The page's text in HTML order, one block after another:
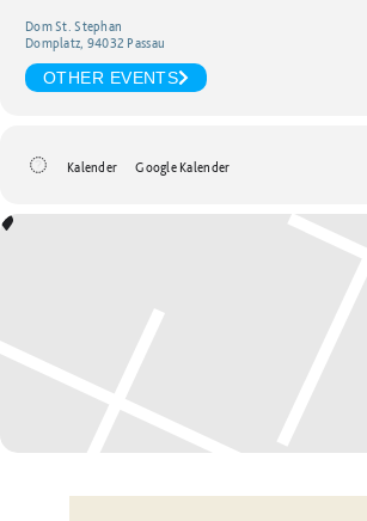
Dom St. Stephan
Domplatz, 94032 Passau
OTHER EVENTS
Kalender Google Kalender